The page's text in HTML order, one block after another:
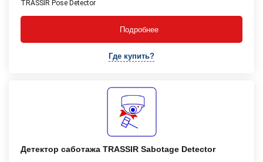
TRASSIR Pose Detector
Подробнее
Где купить?
Детектор саботажа TRASSIR Sabotage Detector